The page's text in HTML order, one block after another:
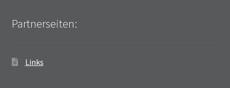
Partnerseiten:
Links